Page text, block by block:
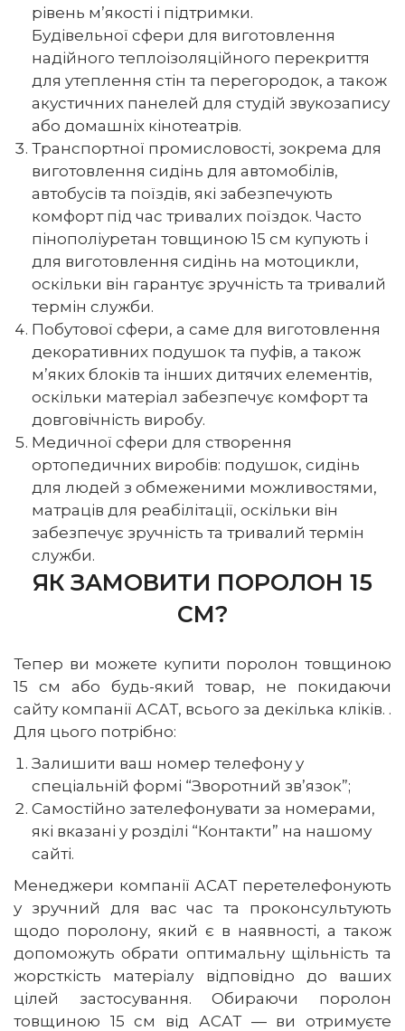
рівень м’якості і підтримки.
Будівельної сфери для виготовлення
надійного теплоізоляційного перекриття
для утеплення стін та перегородок, а також
акустичних панелей для студій звукозапису
або домашніх кінотеатрів.
Транспортної промисловості, зокрема для
виготовлення сидінь для автомобілів,
автобусів та поїздів, які забезпечують
комфорт під час тривалих поїздок. Часто
пінополіуретан товщиною 15 см купують і
для виготовлення сидінь на мотоцикли,
оскільки він гарантує зручність та тривалий
термін служби.
Побутової сфери, а саме для виготовлення
декоративних подушок та пуфів, а також
м’яких блоків та інших дитячих елементів,
оскільки матеріал забезпечує комфорт та
довговічність виробу.
Медичної сфери для створення
ортопедичних виробів: подушок, сидінь
для людей з обмеженими можливостями,
матраців для реабілітації, оскільки він
забезпечує зручність та тривалий термін
служби.
ЯК ЗАМОВИТИ ПОРОЛОН 15
СМ?
Тепер ви можете купити поролон товщиною
15 см або будь-який товар, не покидаючи
сайту компанії АСАТ, всього за декілька кліків. .
Для цього потрібно:
Залишити ваш номер телефону у
спеціальній формі “Зворотний зв’язок”;
Самостійно зателефонувати за номерами,
які вказані у розділі “Контакти” на нашому
сайті.
Менеджери компанії АСАТ перетелефонують
у зручний для вас час та проконсультують
щодо поролону, який є в наявності, а також
допоможуть обрати оптимальну щільність та
жорсткість матеріалу відповідно до ваших
цілей застосування. Обираючи поролон
товщиною 15 см від АСАТ — ви отримуєте